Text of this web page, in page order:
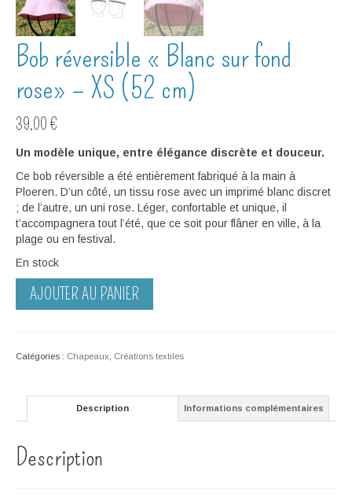
Bob réversible « Blanc sur fond
rose» – XS (52 cm)
39,00 €
Un modèle unique, entre élégance discrète et douceur.
Ce bob réversible a été entièrement fabriqué à la main à
Ploeren. D’un côté, un tissu rose avec un imprimé blanc discret
; de l’autre, un uni rose. Léger, confortable et unique, il
t’accompagnera tout l’été, que ce soit pour flâner en ville, à la
plage ou en festival.
En stock
quantité
Blanc
fond
(52
AJOUTER AU PANIER
Catégories : Chapeaux Créations textiles
Description Informations complémentaires
Description